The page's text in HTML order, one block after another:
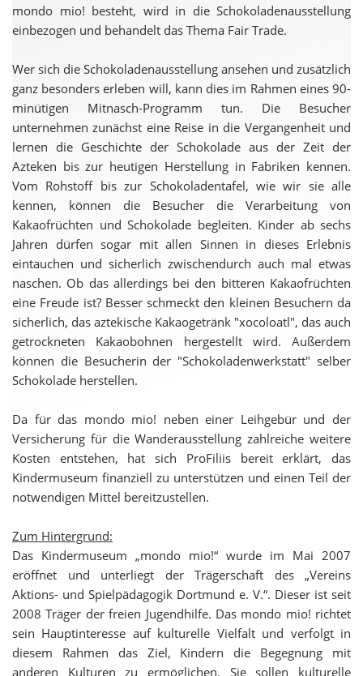
mondo mio! besteht, wird in die Schokoladenausstellung
einbezogen und behandelt das Thema Fair Trade.
Wer sich die Schokoladenausstellung ansehen und zusätzlich
ganz besonders erleben will, kann dies im Rahmen eines 90-
minütigen Mitnasch-Programm tun. Die Besucher
unternehmen zunächst eine Reise in die Vergangenheit und
lernen die Geschichte der Schokolade aus der Zeit der
Azteken bis zur heutigen Herstellung in Fabriken kennen.
Vom Rohstoff bis zur Schokoladentafel, wie wir sie alle
kennen, können die Besucher die Verarbeitung von
Kakaofrüchten und Schokolade begleiten. Kinder ab sechs
Jahren dürfen sogar mit allen Sinnen in dieses Erlebnis
eintauchen und sicherlich zwischendurch auch mal etwas
naschen. Ob das allerdings bei den bitteren Kakaofrüchten
eine Freude ist? Besser schmeckt den kleinen Besuchern da
sicherlich, das aztekische Kakaogetränk "xocoloatl", das auch
getrockneten Kakaobohnen hergestellt wird. Außerdem
können die Besucherin der "Schokoladenwerkstatt" selber
Schokolade herstellen.
Da für das mondo mio! neben einer Leihgebür und der
Versicherung für die Wanderausstellung zahlreiche weitere
Kosten entstehen, hat sich ProFiliis bereit erklärt, das
Kindermuseum finanziell zu unterstützen und einen Teil der
notwendigen Mittel bereitzustellen.
Zum Hintergrund:
Das Kindermuseum „mondo mio!“ wurde im Mai 2007
eröffnet und unterliegt der Trägerschaft des „Vereins
Aktions- und Spielpädagogik Dortmund e. V.“. Dieser ist seit
2008 Träger der freien Jugendhilfe. Das mondo mio! richtet
sein Hauptinteresse auf kulturelle Vielfalt und verfolgt in
diesem Rahmen das Ziel, Kindern die Begegnung mit
anderen Kulturen zu ermöglichen. Sie sollen kulturelle